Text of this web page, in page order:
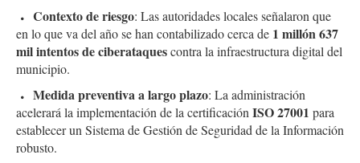
Contexto de riesgo: Las autoridades locales señalaron que
en lo que va del año se han contabilizado cerca de 1 millón 637
mil intentos de ciberataquescontra la infraestructura digital del
municipio.
Medida preventiva a largo plazo: La administración
acelerará la implementación de la certificaciónISO 27001 para
establecer un Sistema de Gestión de Seguridad de la Información
robusto.